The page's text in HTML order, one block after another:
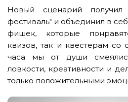
Новый сценарий получил
фестиваль" и объединил в
фишек, которые
квизов, так и квестерам со
часа мы от души
ловкости, креативности и
только положительными